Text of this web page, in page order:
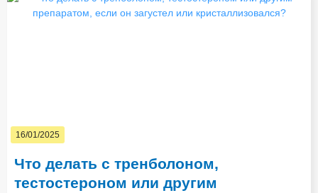
16/01/2025
Что делать с тренболоном,
тестостероном или другим